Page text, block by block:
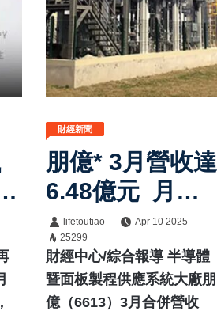
財經新聞
朋億* 3月營收達
6.48億元 月增
9.67％
lifetoutiao
Apr 10 2025
25299
財經中心/綜合報導 半導體
暨面板製程供應系統大廠朋
億（6613）3月合併營收
reurl.cc/adqW77
訂閱